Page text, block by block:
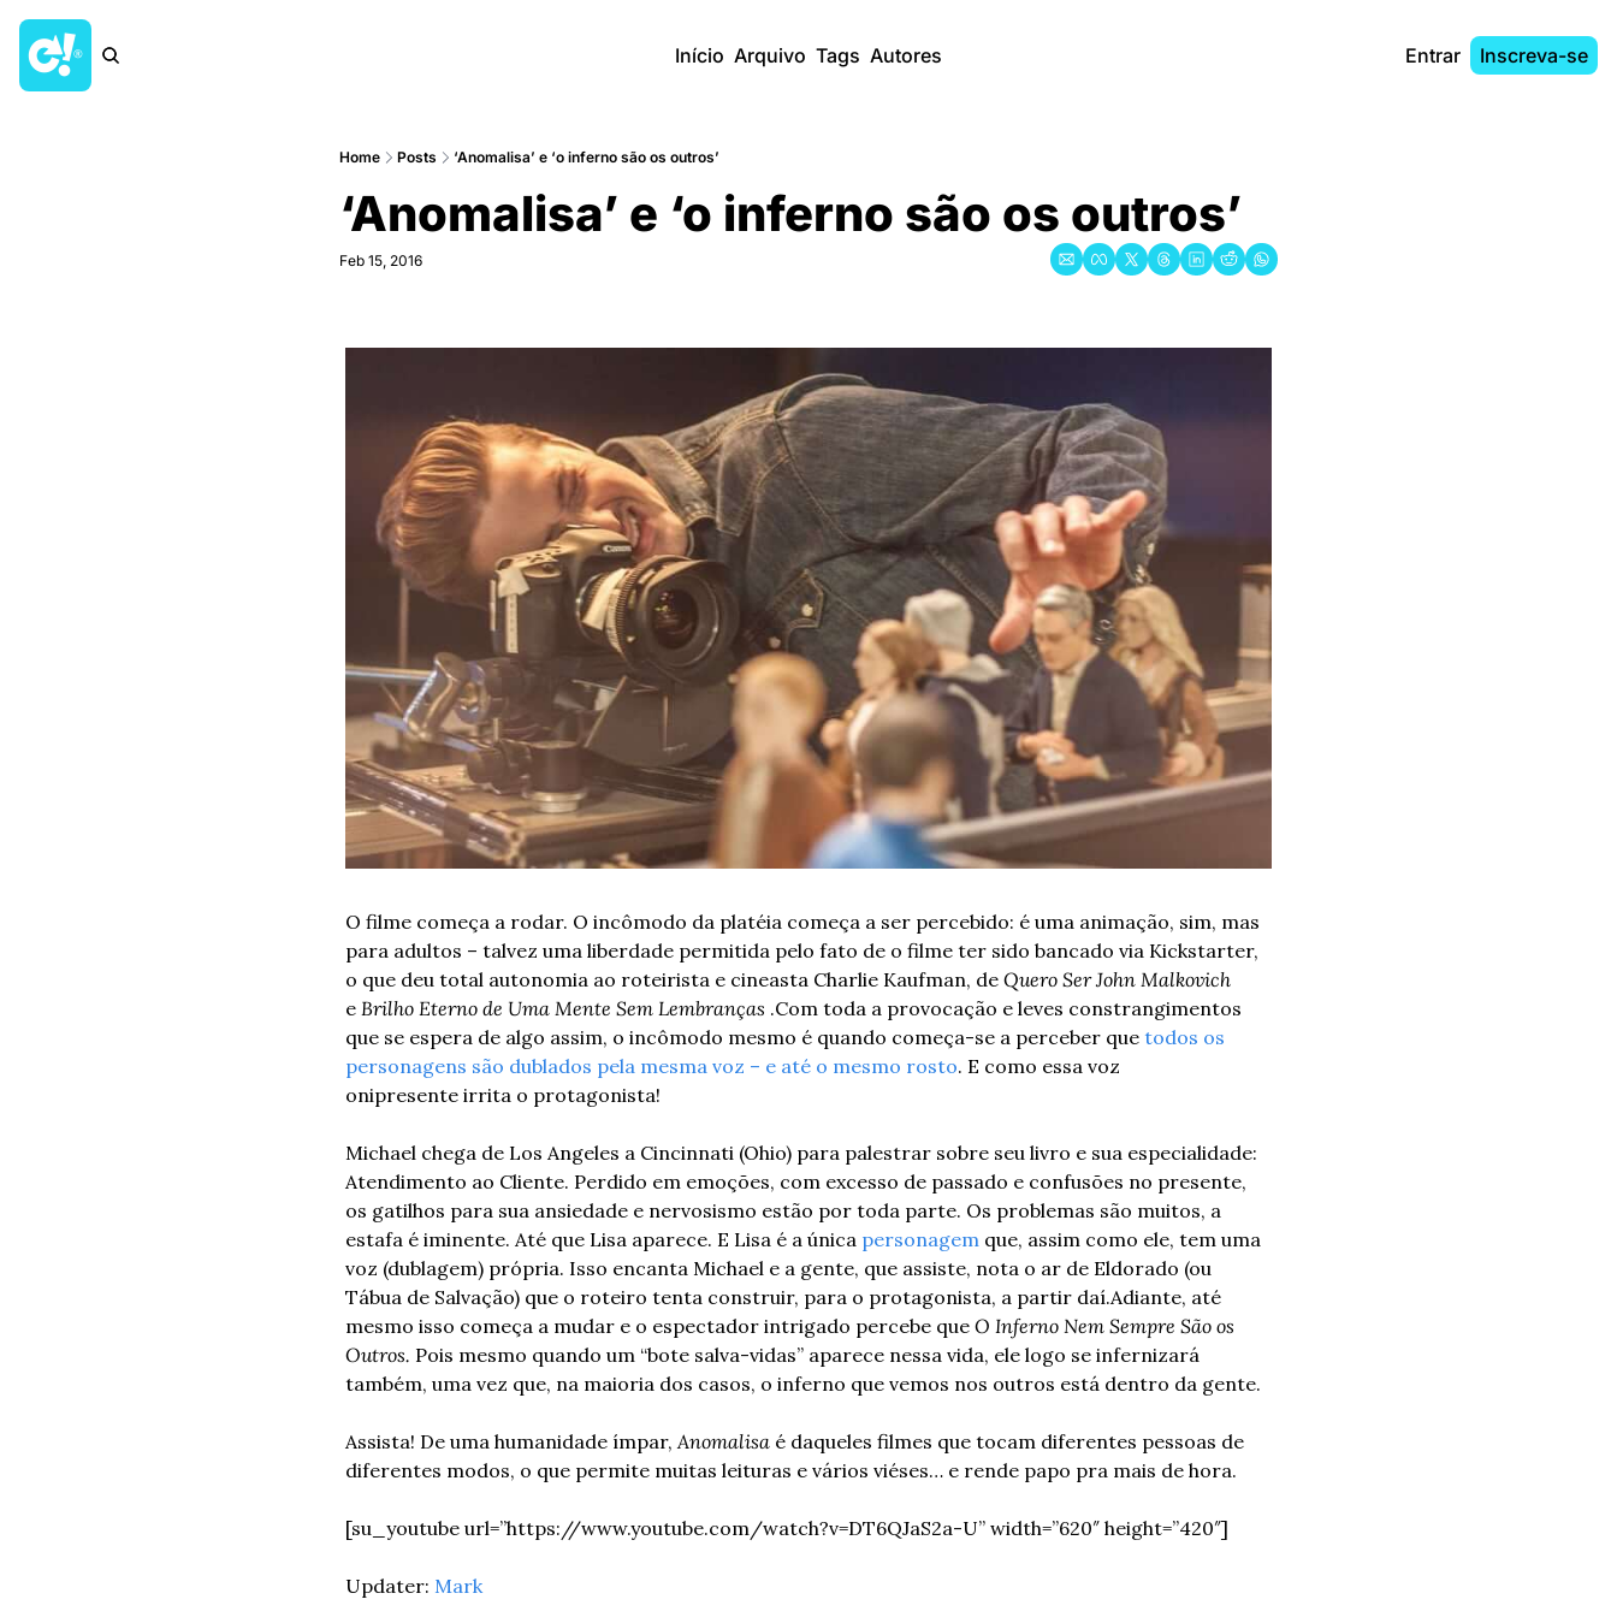
Início Arquivo Tags Autores Entrar Inscreva-se
Home Posts ‘Anomalisa’ e ‘o inferno são os outros’
‘Anomalisa’ e ‘o inferno são os outros’
Feb 15, 2016
O filme começa a rodar. O incômodo da platéia começa a ser percebido: é uma animação, sim, mas
para adultos – talvez uma liberdade permitida pelo fato de o filme ter sido bancado via Kickstarter,
o que deu total autonomia ao roteirista e cineasta Charlie Kaufman, de Quero Ser John Malkovich
e Brilho Eterno de Uma Mente Sem Lembranças .Com toda a provocação e leves constrangimentos
que se espera de algo assim, o incômodo mesmo é quando começa-se a perceber que todos os
personagens são dublados pela mesma voz – e até o mesmo rosto. E como essa voz
onipresente irrita o protagonista!
Michael chega de Los Angeles a Cincinnati (Ohio) para palestrar sobre seu livro e sua especialidade:
Atendimento ao Cliente. Perdido em emoções, com excesso de passado e confusões no presente,
os gatilhos para sua ansiedade e nervosismo estão por toda parte. Os problemas são muitos, a
estafa é iminente. Até que Lisa aparece. E Lisa é a única personagem que, assim como ele, tem uma
voz (dublagem) própria. Isso encanta Michael e a gente, que assiste, nota o ar de Eldorado (ou
Tábua de Salvação) que o roteiro tenta construir, para o protagonista, a partir daí.Adiante, até
mesmo isso começa a mudar e o espectador intrigado percebe que O Inferno Nem Sempre São os
Outros. Pois mesmo quando um “bote salva-vidas” aparece nessa vida, ele logo se infernizará
também, uma vez que, na maioria dos casos, o inferno que vemos nos outros está dentro da gente.
Assista! De uma humanidade ímpar, Anomalisa é daqueles filmes que tocam diferentes pessoas de
diferentes modos, o que permite muitas leituras e vários viéses… e rende papo pra mais de hora.
[su_youtube url=”https://www.youtube.com/watch?v=DT6QJaS2a-U” width=”620″ height=”420″]
Updater: Mark